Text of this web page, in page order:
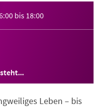
bis 18:00
Leben – bis